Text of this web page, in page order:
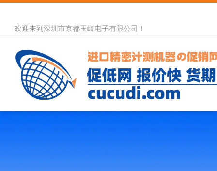
欢迎来到深圳市京都玉崎电子有限公司！